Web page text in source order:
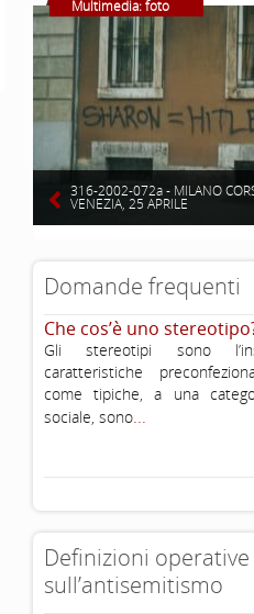
Multimedia: foto
316-2002-072a - MILANO
VENEZIA, 25 APRILE
Domande frequenti
Che cos’è uno
Gli stereotipi sono
caratteristiche
come tipiche, a una
sociale, sono...
Definizioni operative
sull’antisemitismo